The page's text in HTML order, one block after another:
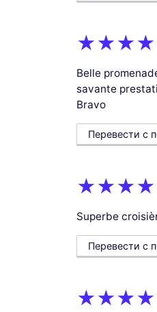
Belle
savante
Bravo
Перевести с
Superbe
Перевести с